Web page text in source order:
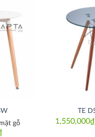
Thích
gỗ
TE
1,550,000₫